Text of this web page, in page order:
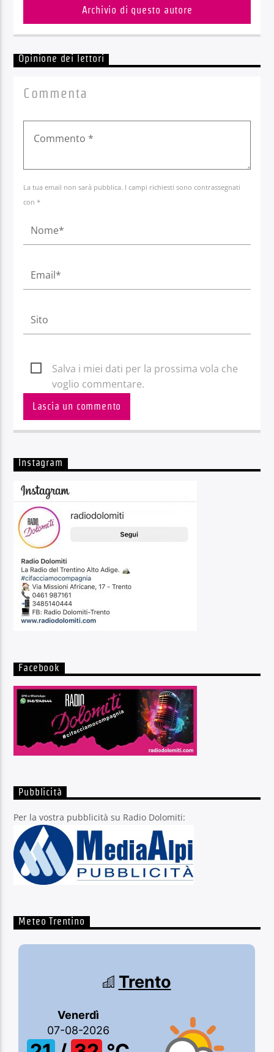
Archivio di questo autore
Opinione dei lettori
Commenta
La tua email non sarà pubblica. I campi richiesti sono contrassegnati
con *
Salva i miei dati per la prossima vola che
voglio commentare.
Instagram
Facebook
Pubblicità
Per la vostra pubblicità su Radio Dolomiti:
Meteo Trentino